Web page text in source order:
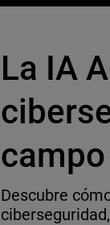
La IA
campo
Descubre